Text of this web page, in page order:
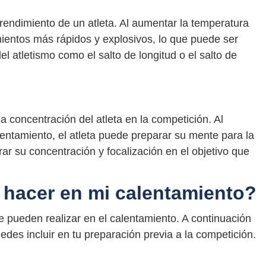
de un atleta. Al aumentar la temperatura
más rápidos y explosivos, lo que puede ser
atletismo como el salto de longitud o el salto de
concentración del atleta en la competición. Al
el atleta puede preparar su mente para la
su concentración y focalización en el objetivo que
en mi calentamiento?
realizar en el calentamiento. A continuación
incluir en tu preparación previa a la competición.